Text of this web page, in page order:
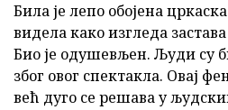
Била је лепо обојена
видела како изгледа
Био је одушевљен. Људи су
због овог спектакла. Овај
већ дуго се решава у